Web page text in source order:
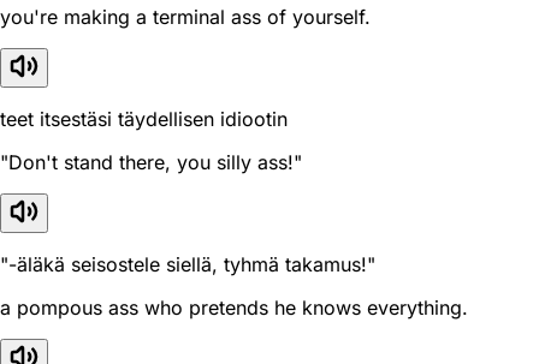
you're making a terminal ass of yourself.
teet itsestäsi täydellisen idiootin
"Don't stand there, you silly ass!"
"-äläkä seisostele siellä, tyhmä takamus!"
a pompous ass who pretends he knows everything.